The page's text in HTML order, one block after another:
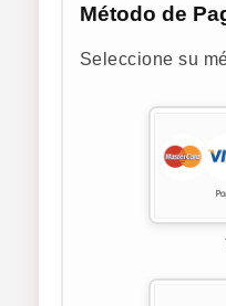
Método de
Seleccione su